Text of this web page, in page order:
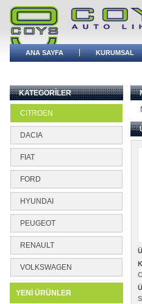
ANA SAYFA KURUMSAL
KATEGORİLER
CITROEN
DACIA
FIAT
FORD
HYUNDAI
PEUGEOT
RENAULT
VOLKSWAGEN
YENİ ÜRÜNLER